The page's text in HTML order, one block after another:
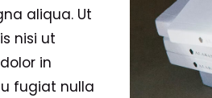
aliqua. Ut
nisi ut
in
fugiat nulla